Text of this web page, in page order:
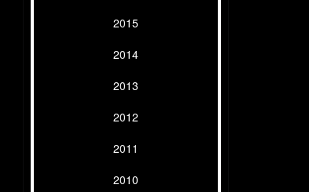
2015
2014
2013
2012
2011
2010